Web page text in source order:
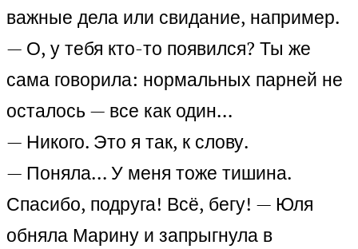
важные дела или свидание, например.
— О, у тебя кто-то появился? Ты же
сама говорила: нормальных парней не
осталось — все как один…
— Никого. Это я так, к слову.
— Поняла… У меня тоже тишина.
Спасибо, подруга! Всё, бегу! — Юля
обняла Марину и запрыгнула в